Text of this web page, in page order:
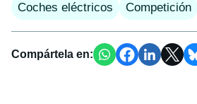
Coches eléctricos Competición
Compártela en: